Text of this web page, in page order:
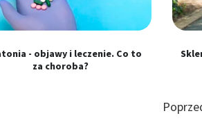
- objawy i leczenie. Co to
za choroba?